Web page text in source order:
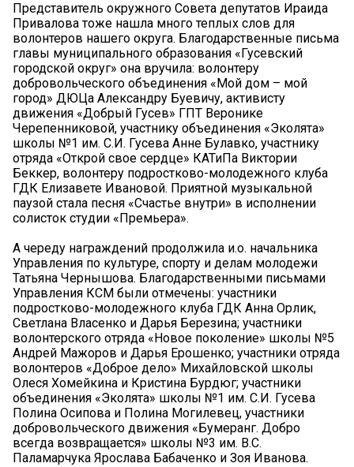
Представитель окружного Совета депутатов Ираида
Привалова тоже нашла много теплых слов для
волонтеров нашего округа. Благодарственные письма
главы муниципального образования «Гусевский
городской округ» она вручила: волонтеру
добровольческого объединения «Мой дом – мой
город» ДЮЦа Александру Буевичу, активисту
движения «Добрый Гусев» ГПТ Веронике
Черепенниковой, участнику объединения «Эколята»
школы №1 им. С.И. Гусева Анне Булавко, участнику
отряда «Открой свое сердце» КАТиПа Виктории
Беккер, волонтеру подростково-молодежного клуба
ГДК Елизавете Ивановой. Приятной музыкальной
паузой стала песня «Счастье внутри» в исполнении
солисток студии «Премьера».
А череду награждений продолжила и.о. начальника
Управления по культуре, спорту и делам молодежи
Татьяна Чернышова. Благодарственными письмами
Управления КСМ были отмечены: участники
подростково-молодежного клуба ГДК Анна Орлик,
Светлана Власенко и Дарья Березина; участники
волонтерского отряда «Новое поколение» школы №5
Андрей Мажоров и Дарья Ерошенко; участники отряда
волонтеров «Доброе дело» Михайловской школы
Олеся Хомейкина и Кристина Бурдюг; участники
объединения «Эколята» школы №1 им. С.И. Гусева
Полина Осипова и Полина Могилевец, участники
добровольческого движения «Бумеранг. Добро
всегда возвращается» школы №3 им. В.С.
Паламарчука Ярослава Бабаченко и Зоя Иванова.